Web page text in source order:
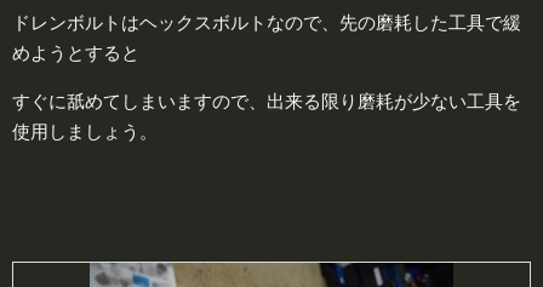
ドレンボルトはヘックスボルトなので、先の磨耗した工具で緩
めようとすると
すぐに舐めてしまいますので、出来る限り磨耗が少ない工具を
使用しましょう。